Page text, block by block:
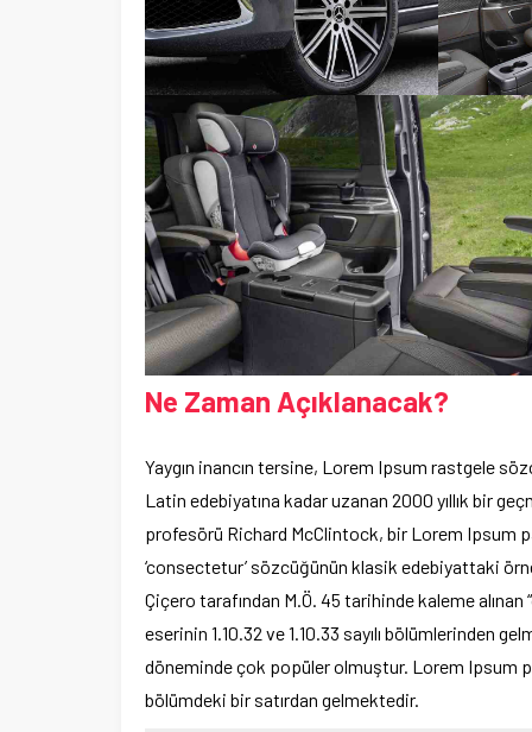
Ne Zaman Açıklanacak?
Yaygın inancın tersine, Lorem Ipsum rastgele
Latin edebiyatına kadar uzanan 2000 yıllık bir
profesörü Richard McClintock, bir Lorem Ipsum
‘consectetur’ sözcüğünün klasik edebiyattaki
Çiçero tarafından M.Ö. 45 tarihinde kaleme alınan
eserinin 1.10.32 ve 1.10.33 sayılı bölümlerinden
döneminde çok popüler olmuştur. Lorem Ipsum
bölümdeki bir satırdan gelmektedir.